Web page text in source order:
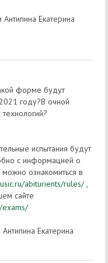
Екатерина
форме будут
году?В очной
испытания будут
с информацией о
можно ознакомиться в
abiturients/rules/,
сайте
exams/
Екатерина